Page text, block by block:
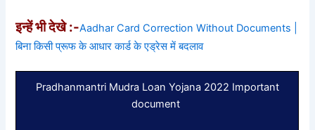
इन्हें भी देखे :-Aadhar Card Correction Without Documents |
बिना किसी प्रूफ के आधार कार्ड के एड्रेस में बदलाव
Pradhanmantri Mudra Loan Yojana 2022 Important
document